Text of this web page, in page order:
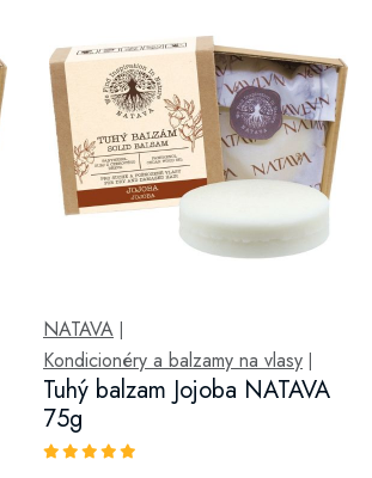
NATAVA|
Kondicionéry a balzamy na vlasy|
Tuhý balzam Jojoba NATAVA
75g